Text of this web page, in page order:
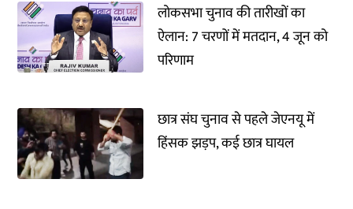
लोकसभा चुनाव की तारीखों का
ऐलान: 7 चरणों में मतदान, 4 जून को
परिणाम
छात्र संघ चुनाव से पहले जेएनयू में
हिंसक झड़प, कई छात्र घायल